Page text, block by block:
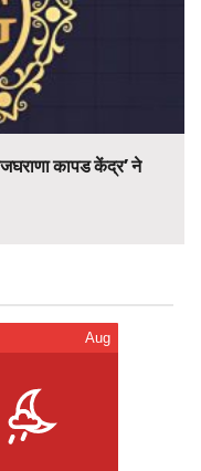
कापड केंद्र’ ने
Aug